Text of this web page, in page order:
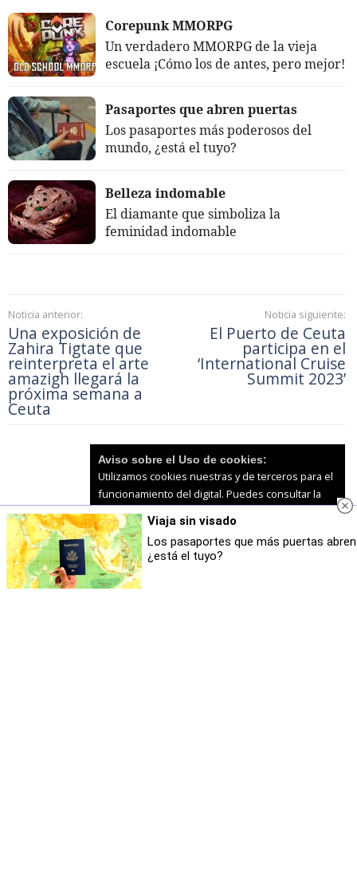
Corepunk MMORPG
Un verdadero MMORPG de la vieja
escuela ¡Cómo los de antes, pero mejor!
Pasaportes que abren puertas
Los pasaportes más poderosos del
mundo, ¿está el tuyo?
Belleza indomable
El diamante que simboliza la
feminidad indomable
Noticia anterior:
Una exposición de
Zahira Tigtate que
reinterpreta el arte
amazigh llegará la
próxima semana a
Ceuta
Noticia siguiente:
El Puerto de Ceuta
participa en el
‘International Cruise
Summit 2023’
Comentarios como usuario
Todavía no hay comentarios
Viaja sin visado
Los pasaportes que más puertas abren
¿está el tuyo?
Aviso sobre el Uso de cookies:
Utilizamos cookies nuestras y de terceros para el
funcionamiento del digital. Puedes consultar la
lista de cookies y como desconectarlas.
nuestra Política de Privacidad y Cookies
Aceptar Cookies